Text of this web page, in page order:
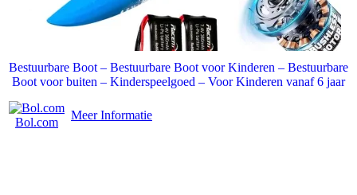
Bestuurbare Boot – Bestuurbare Boot voor Kinderen – Bestuurbare
Boot voor buiten – Kinderspeelgoed – Voor Kinderen vanaf 6 jaar
Bol.com
Meer Informatie